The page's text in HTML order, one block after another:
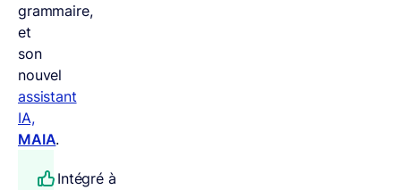
grammaire,
et
son
nouvel
assistant
IA,
MAIA.
Intégré à